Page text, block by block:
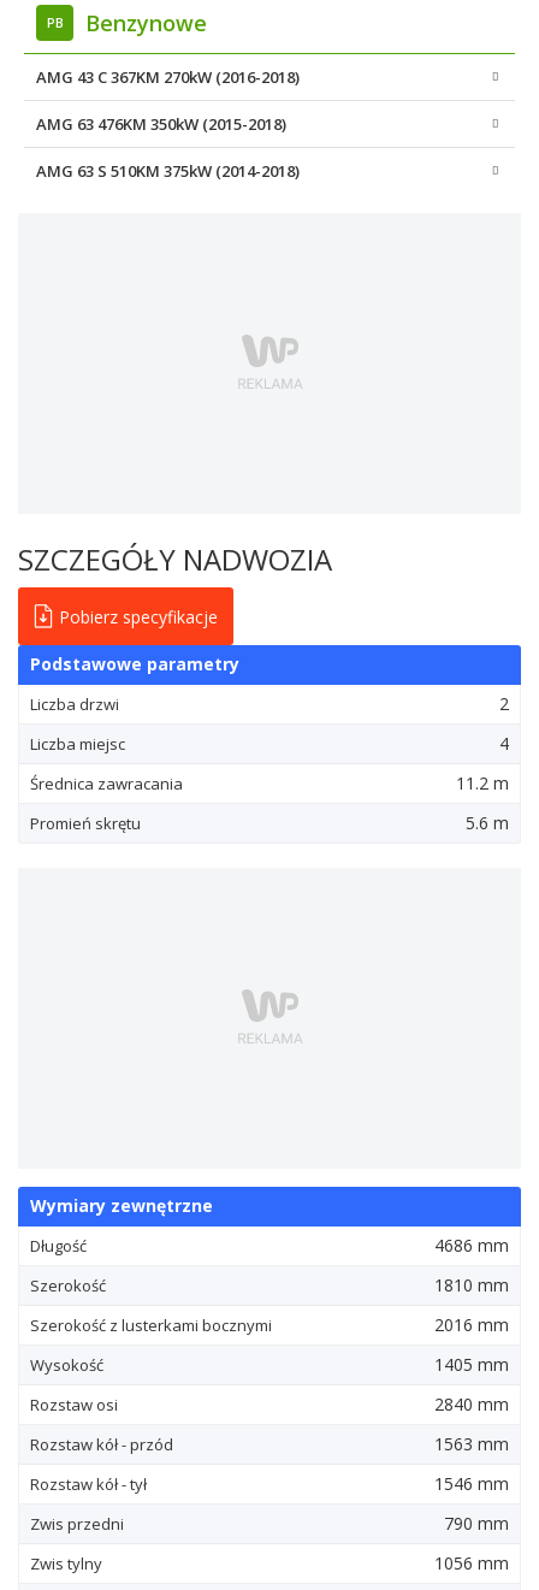
PB Benzynowe
AMG 43 C 367KM 270kW (2016-2018)
AMG 63 476KM 350kW (2015-2018)
AMG 63 S 510KM 375kW (2014-2018)
SZCZEGÓŁY NADWOZIA
Pobierz specyfikacje
Podstawowe parametry
Liczba drzwi 2
Liczba miejsc 4
Średnica zawracania 11.2 m
Promień skrętu 5.6 m
Wymiary zewnętrzne
Długość 4686 mm
Szerokość 1810 mm
Szerokość z lusterkami bocznymi 2016 mm
Wysokość 1405 mm
Rozstaw osi 2840 mm
Rozstaw kół - przód 1563 mm
Rozstaw kół - tył 1546 mm
Zwis przedni 790 mm
Zwis tylny 1056 mm